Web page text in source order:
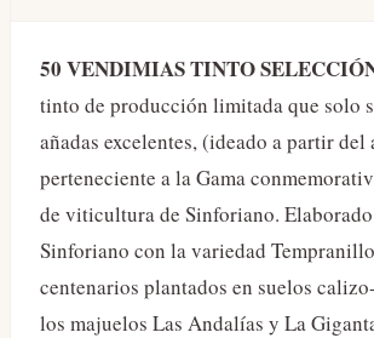
50 VENDIMIAS TINTO
tinto de producción limitada que solo
añadas excelentes, (ideado a partir del
perteneciente a la Gama
de viticultura de Sinforiano.
Sinforiano con la variedad
centenarios plantados en suelos
los majuelos Las Andalías y La